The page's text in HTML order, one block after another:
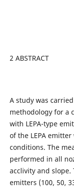
2 ABSTRACT
A study was
methodology for a
with LEPA-type
of the LEPA
conditions. The
performed in all
acclivity and
emitters (100, 50,